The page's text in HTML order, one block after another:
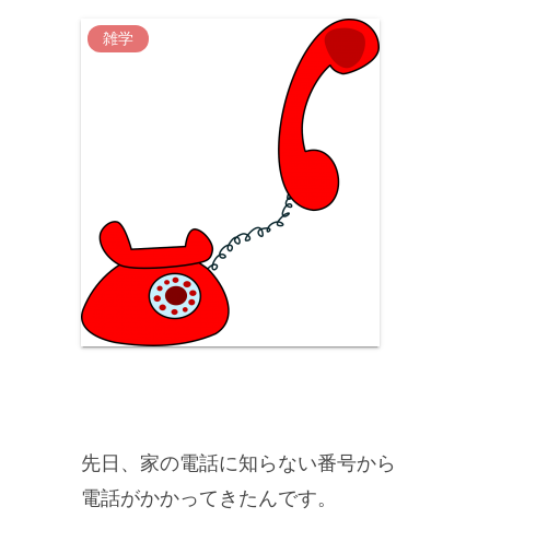
雑学
先日、家の電話に知らない番号から
電話がかかってきたんです。